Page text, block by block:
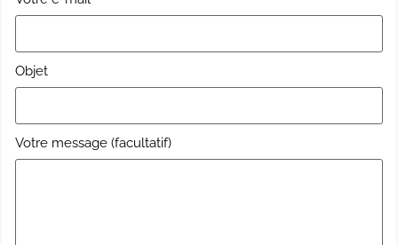
Objet
Votre message (facultatif)